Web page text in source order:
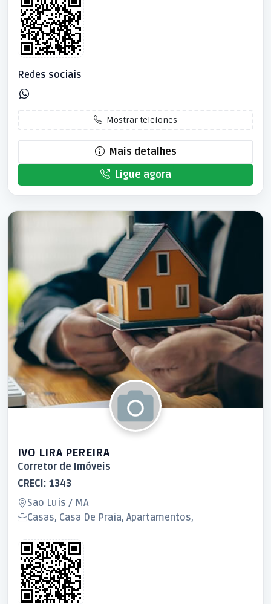
Redes sociais
Mostrar telefones
Mais detalhes
Ligue agora
IVO LIRA PEREIRA
Corretor de Imóveis
CRECI: 1343
Sao Luis / MA
Casas, Casa De Praia, Apartamentos,